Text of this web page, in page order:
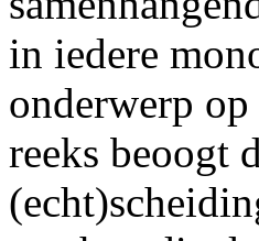
in iedere
onderwerp
reeks beoogt